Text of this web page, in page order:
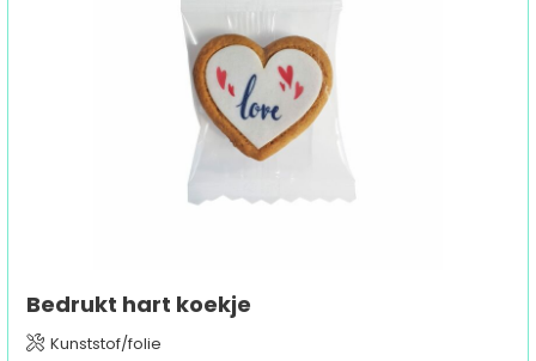
Outdoor & Vrije tijd
Technologie & gadgets
Bedrukt hart koekje
Kunststof/folie